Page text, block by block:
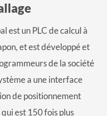
est un PLC de calcul à
et est développé et
de la société
a une interface
de positionnement
est 150 fois plus